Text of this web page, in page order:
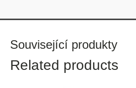
Související produkty
Related products